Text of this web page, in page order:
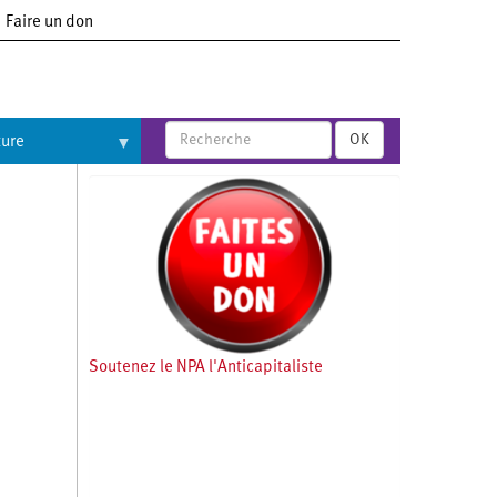
Faire un don
OK
Soutenez le NPA l'Anticapitaliste